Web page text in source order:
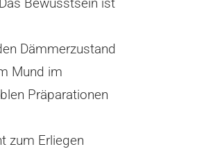
Dämmerzustand
Mund im
Präparationen
zum Erliegen